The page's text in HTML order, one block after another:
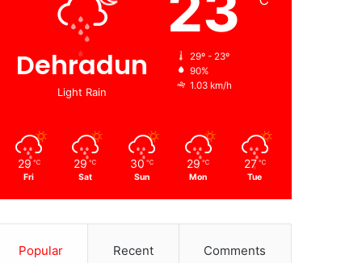
Dehradun
Light Rain
29º - 23º
90%
1.03 km/h
29 ℃
Fri
29 ℃
Sat
30 ℃
Sun
29 ℃
Mon
27 ℃
Tue
Popular Recent Comments